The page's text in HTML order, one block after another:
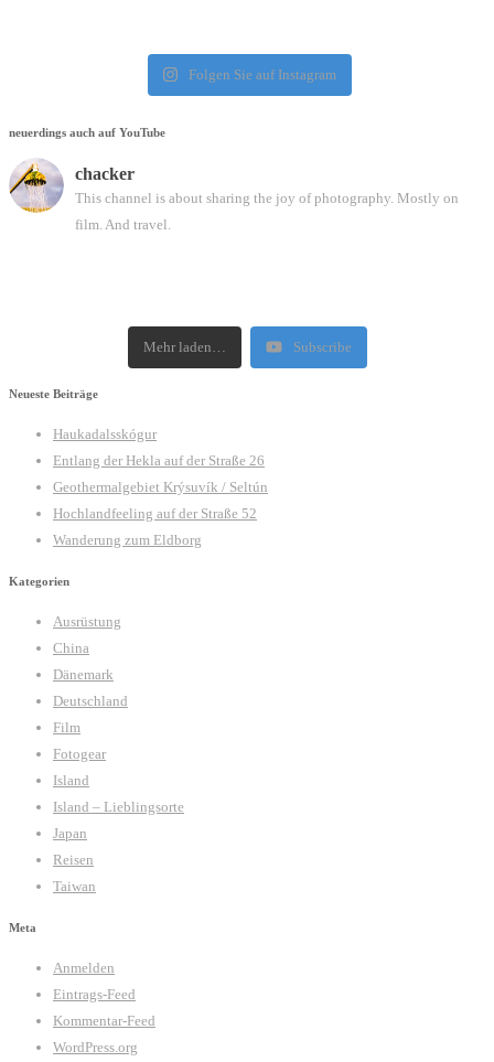
Folgen Sie auf Instagram
neuerdings auch auf YouTube
chacker
This channel is about sharing the joy of photography. Mostly on
film. And travel.
Mehr laden… Subscribe
Neueste Beiträge
Haukadalsskógur
Entlang der Hekla auf der Straße 26
Geothermalgebiet Krýsuvík / Seltún
Hochlandfeeling auf der Straße 52
Wanderung zum Eldborg
Kategorien
Ausrüstung
China
Dänemark
Deutschland
Film
Fotogear
Island
Island – Lieblingsorte
Japan
Reisen
Taiwan
Meta
Anmelden
Eintrags-Feed
Kommentar-Feed
WordPress.org